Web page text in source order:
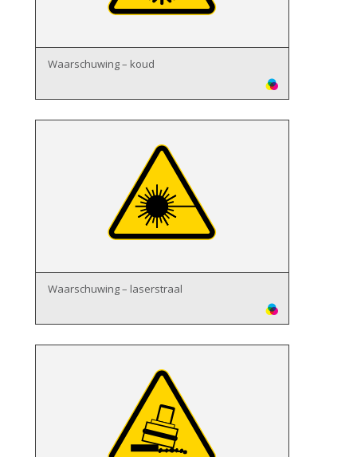
Waarschuwing – koud
Waarschuwing – laserstraal